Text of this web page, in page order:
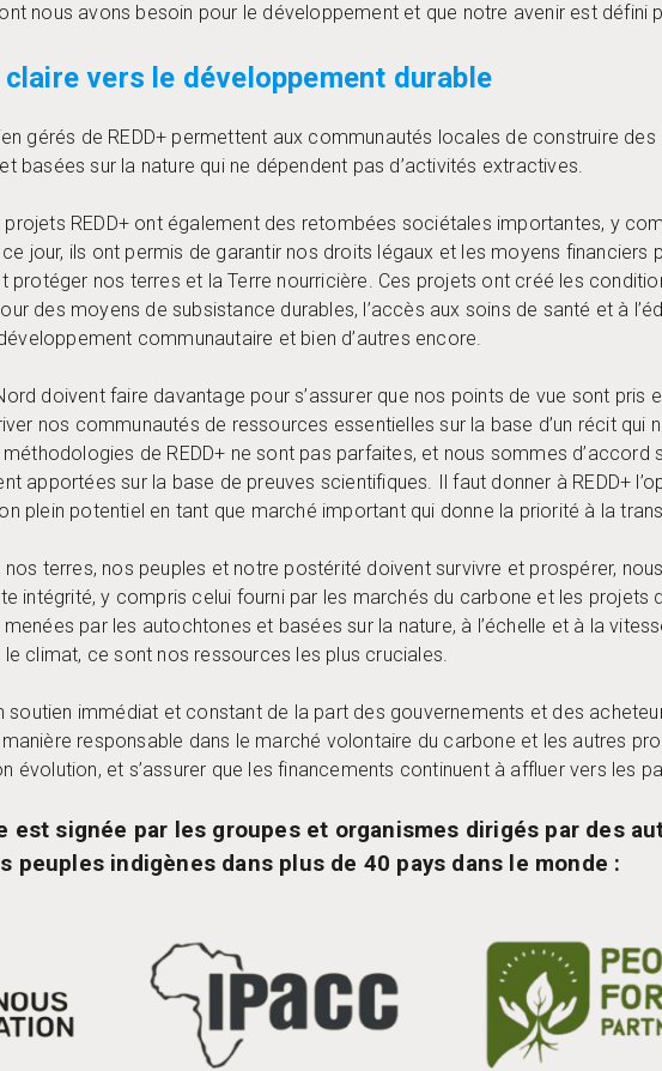
nous avons besoin pour le développement et que notre avenir est défini
claire vers le développement durable
gérés de REDD+ permettent aux communautés locales de construire
basées sur la nature qui ne dépendent pas d’activités extractives.
projets REDD+ ont également des retombées sociétales importantes, y
jour, ils ont permis de garantir nos droits légaux et les moyens financiers
protéger nos terres et la Terre nourricière. Ces projets ont créé les
des moyens de subsistance durables, l’accès aux soins de santé et à
communautaire et bien d’autres encore.
doivent faire davantage pour s’assurer que nos points de vue sont pris
nos communautés de ressources essentielles sur la base d’un récit qui
de REDD+ ne sont pas parfaites, et nous sommes
apportées sur la base de preuves scientifiques. Il faut donner à REDD+
plein potentiel en tant que marché important qui donne la priorité à la
nos terres, nos peuples et notre postérité doivent survivre et prospérer,
intégrité, y compris celui fourni par les marchés du carbone et les projets
par les autochtones et basées sur la nature, à l’échelle et à la
le climat, ce sont nos ressources les plus cruciales.
soutien immédiat et constant de la part des gouvernements et des
manière responsable dans le marché volontaire du carbone et les autres
évolution, et s’assurer que les financements continuent à affluer vers les
est signée par les groupes et organismes dirigés par des
peuples indigènes dans plus de 40 pays dans le monde :